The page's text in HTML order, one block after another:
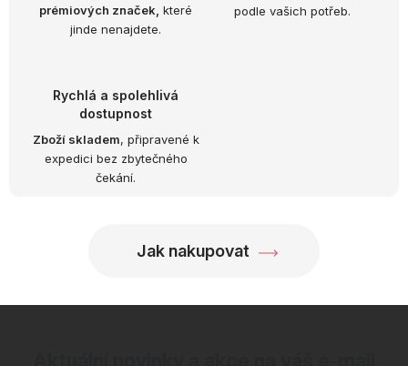
prémiových značek, které
jinde nenajdete.
podle vašich potřeb.
Rychlá a spolehlivá
dostupnost
Zboží skladem, připravené k
expedici bez zbytečného
čekání.
Jak nakupovat